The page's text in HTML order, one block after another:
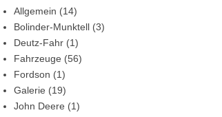
Allgemein (14)
Bolinder-Munktell (3)
Deutz-Fahr (1)
Fahrzeuge (56)
Fordson (1)
Galerie (19)
John Deere (1)